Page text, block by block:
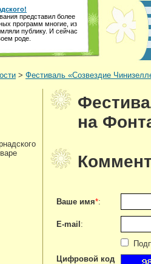
представил более
программ многие, из
публику. И сейчас
роде.
> Фестиваль «Созвездие
на
Ваше имя*:
E-mail :
Цифровой код